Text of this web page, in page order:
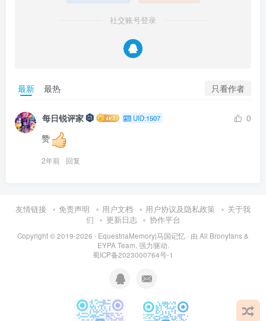
社交账号登录
最新 最热 只看作者
每日锐评家 UID:1507
0
赞
2年前 回复
友情链接 免责声明 用户文档 用户协议及隐私政策
关于我
们
更新日志 协作平台
Copyright © 2019-2026 · EquestriaMemory|马国记忆 · 由 All Bronyfans &
EYPA Team. 强力驱动.
蜀ICP备2023000764号-1